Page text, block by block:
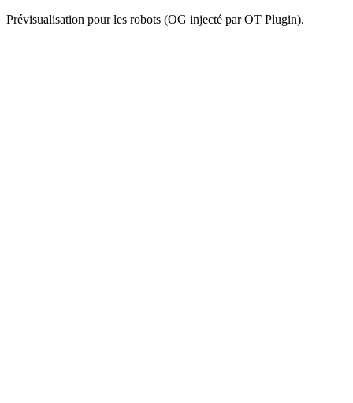
Prévisualisation pour les robots (OG injecté par OT Plugin).